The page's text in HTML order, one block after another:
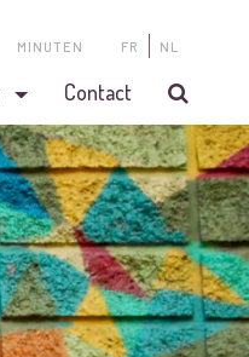
MINUTEN FR NL
Contact